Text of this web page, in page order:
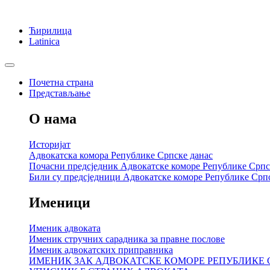
Ћирилица
Latinica
Почетна страна
Представљање
О нама
Историјат
Адвокатска комора Републике Српске данас
Почасни предсједник Адвокатске коморе Републике
Били су предсједници Адвокатске коморе Републике
Именици
Именик адвоката
Именик стручних сарадника за правне послове
Именик адвокатских приправника
ИМЕНИК ЗАК АДВОКАТСКЕ КОМОРЕ РЕПУБЛИКЕ